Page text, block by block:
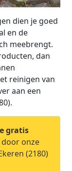
dien je goed
en de
meebrengt.
dan
reinigen van
aan een
gratis
onze
(2180)